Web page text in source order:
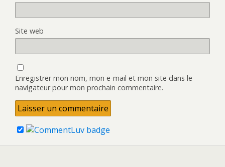
Site web
Enregistrer mon nom, mon e-mail et mon site dans le
navigateur pour mon prochain commentaire.